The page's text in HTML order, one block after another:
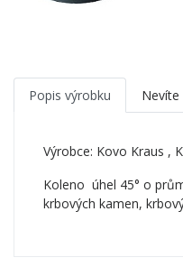
Popis výrobku Nevíte
Výrobce: Kovo Kraus ,
Koleno úhel 45° o
krbových kamen,